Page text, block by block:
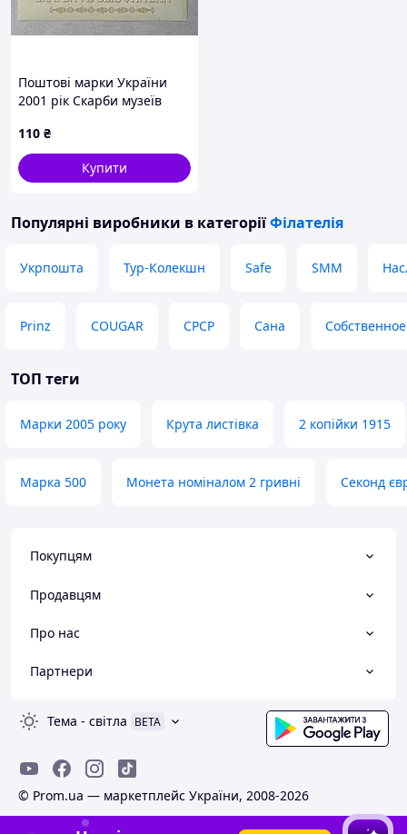
Поштові марки України
2001 рік Скарби музеїв
Ханенків
110 ₴
Купити
Популярні виробники в категоріїФілателія
Укрпошта Тур-Колекшн Safe SMM
Prinz COUGAR СРСР Сана
ТОП теги
Марки 2005 року Крута листівка 2 копійки 1915
Марка 500 Монета номіналом 2 гривні Секонд
Покупцям
Продавцям
Про нас
Партнери
Тема - світла BETA
© Prom.ua — маркетплейс України, 2008-2026